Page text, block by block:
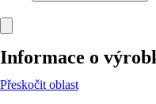
Informace o
Přeskočit oblast